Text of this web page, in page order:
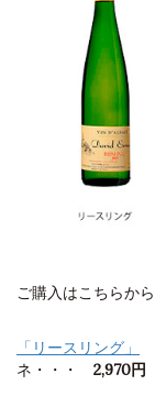
ご購入はこちらから
「リースリング」
ネ・・・ 2,970円